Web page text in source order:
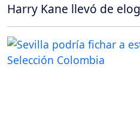
Harry Kane llevó de